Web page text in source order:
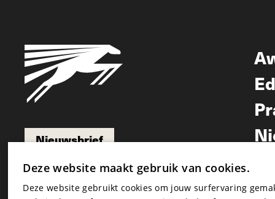
Nieuwsbrief
Nieuwsbrief
Deze website maakt gebruik van cookies.
Deze website gebruikt cookies om jouw surfervaring